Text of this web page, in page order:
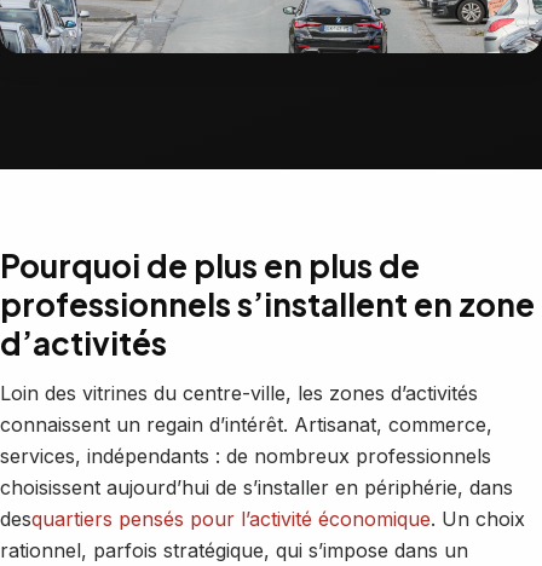
Pourquoi de plus en plus de
professionnels s’installent en zone
d’activités
Loin des vitrines du centre-ville, les zones d’activités
connaissent un regain d’intérêt. Artisanat, commerce,
services, indépendants : de nombreux professionnels
choisissent aujourd’hui de s’installer en périphérie, dans
desquartiers pensés pour l’activité économique. Un choix
rationnel, parfois stratégique, qui s’impose dans un